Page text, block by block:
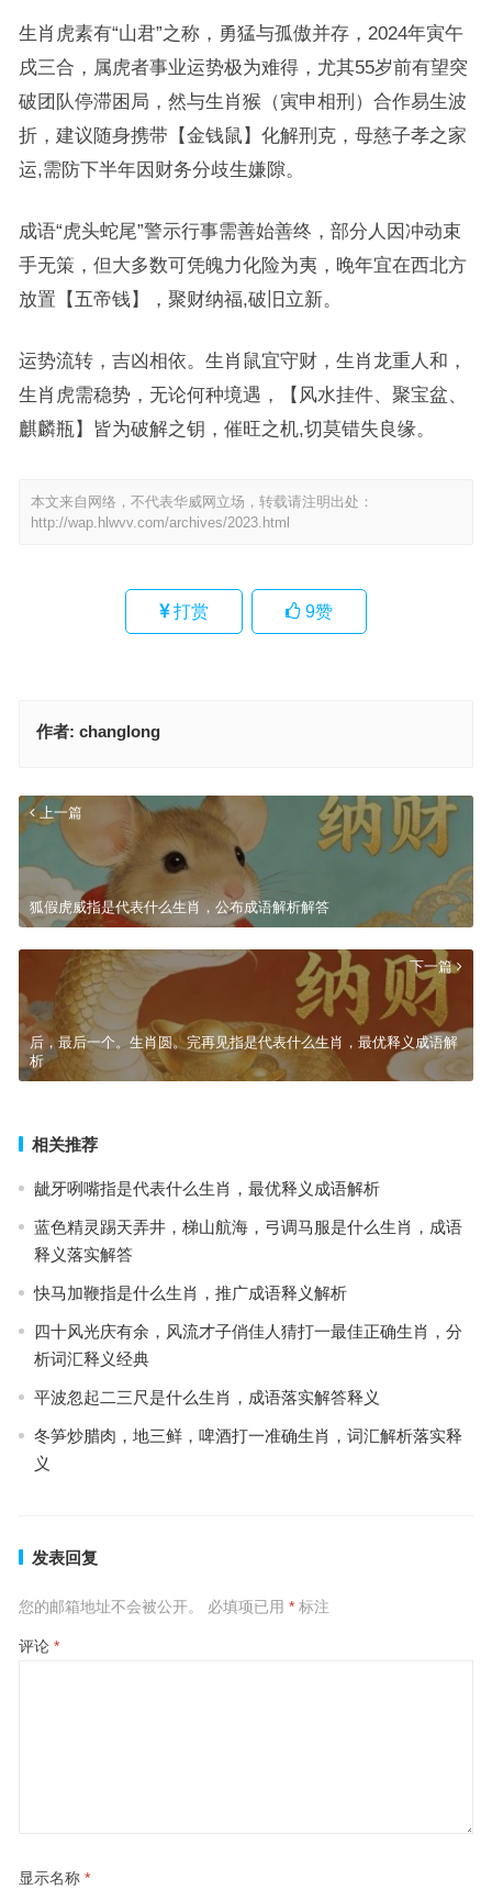
生肖虎素有“山君”之称，勇猛与孤傲并存，2024年寅午
戌三合，属虎者事业运势极为难得，尤其55岁前有望突
破团队停滞困局，然与生肖猴（寅申相刑）合作易生波
折，建议随身携带【金钱鼠】化解刑克，母慈子孝之家
运,需防下半年因财务分歧生嫌隙。
成语“虎头蛇尾”警示行事需善始善终，部分人因冲动束
手无策，但大多数可凭魄力化险为夷，晚年宜在西北方
放置【五帝钱】，聚财纳福,破旧立新。
运势流转，吉凶相依。生肖鼠宜守财，生肖龙重人和，
生肖虎需稳势，无论何种境遇，【风水挂件、聚宝盆、
麒麟瓶】皆为破解之钥，催旺之机,切莫错失良缘。
本文来自网络，不代表华威网立场，转载请注明出处：
http://wap.hlwvv.com/archives/2023.html
打赏 9赞
作者: changlong
上一篇
狐假虎威指是代表什么生肖，公布成语解析解答
下一篇
后，最后一个。生肖圆。完再见指是代表什么生肖，最优释义成语解
析
相关推荐
龇牙咧嘴指是代表什么生肖，最优释义成语解析
蓝色精灵踢天弄井，梯山航海，弓调马服是什么生肖，成语
释义落实解答
快马加鞭指是什么生肖，推广成语释义解析
四十风光庆有余，风流才子俏佳人猜打一最佳正确生肖，分
析词汇释义经典
平波忽起二三尺是什么生肖，成语落实解答释义
冬笋炒腊肉，地三鲜，啤酒打一准确生肖，词汇解析落实释
义
发表回复
您的邮箱地址不会被公开。 必填项已用 *标注
评论 *
显示名称 *